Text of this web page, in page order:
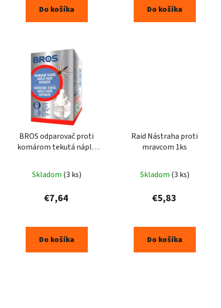
Do košíka Do košíka
BROS odparovač proti
komárom tekutá náplň
Skladom (3 ks)
€7,64
Do košíka
Raid Nástraha proti
mravcom 1ks
Skladom (3 ks)
€5,83
Do košíka